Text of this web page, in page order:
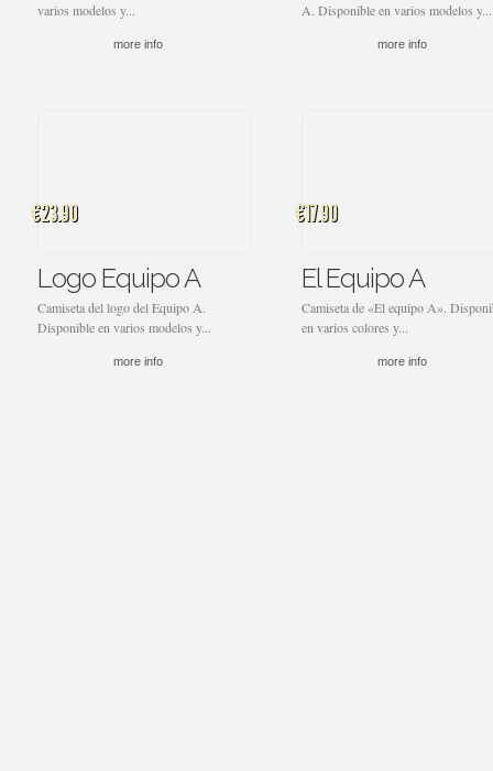
varios modelos y...
more info
A. Disponible en varios modelos y...
more info
€23.90
Logo Equipo A
Camiseta del logo del Equipo A.
Disponible en varios modelos y...
more info
€17.90
El Equipo A
Camiseta de «El equipo A».
en varios colores y...
more info